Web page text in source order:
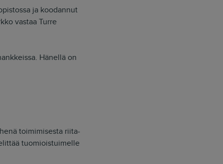
ja koodannut
vastaa Turre
Hänellä on
toimimisesta riita-
tuomioistuimelle